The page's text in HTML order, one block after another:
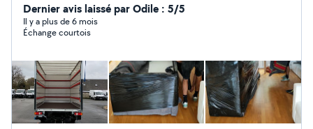
fériés ? Faites confiance à notre équipe de déménag
eurs professionnels pour un service clé en main, sans
stress et sans effort.
Dernier avis laissé par Odile : 5/5
Il y a plus de 6 mois
Échange courtois